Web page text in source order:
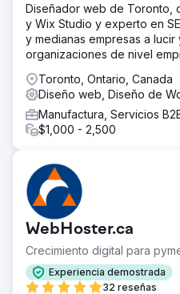
El resultado
Nuestro tráfico ha
un mejor posicionamiento
gracias a una mejor
número de consultas de
Laval, Director de Marketing
Diseñador web de Toronto,
y Wix Studio y experto en
y medianas empresas a
organizaciones de nivel
Toronto, Ontario, Canada
Diseño web, Diseño de
Manufactura, Servicios
$1,000 - 2,500
WebHoster.ca
Crecimiento digital para
Experiencia demostrada
32 reseñas